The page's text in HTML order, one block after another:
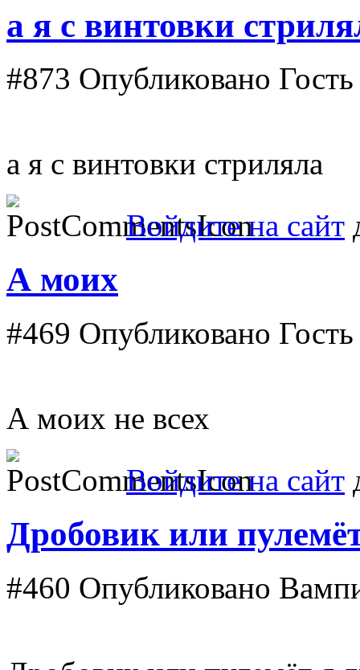
а я с винтовки
#873 Опубликовано
а я с винтовки стриляла
Войдите на сайт
А моих
#469 Опубликовано
А моих не всех
Войдите на сайт
Дробовик или
#460 Опубликовано